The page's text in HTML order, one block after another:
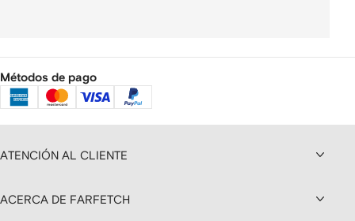
Métodos de pago
ATENCIÓN AL CLIENTE
ACERCA DE FARFETCH